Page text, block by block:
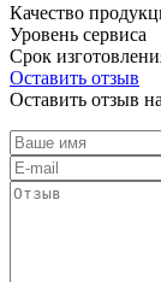
Качество
Уровень сервиса
Срок
Оставить отзыв
Оставить отзыв